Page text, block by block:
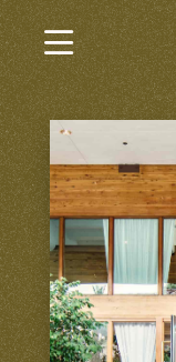
×
Trabajos
Explorar
Explorar
Explorar
Iniciar